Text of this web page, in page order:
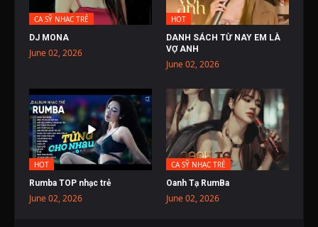
CA SỸ NHẠC TRẺ
DJ MONA
June 02, 2026
HOT
DANH SÁCH TỪ NAY EM LÀ
VỢ ANH
June 02, 2026
HOT
Rumba TOP nhạc trẻ
June 02, 2026
CA SỸ NHẠC TRẺ
Oanh Tạ RumBa
June 02, 2026